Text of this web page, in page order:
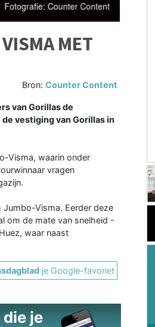
MET
Bron:Counter Content
van Gorillas de
vestiging van Gorillas in
Visma, waarin onder
vragen
Jumbo-Visma. Eerder deze
om de mate van snelheid -
waar naast
je Google-favoriet
je